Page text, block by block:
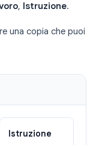
, Istruzione.
una copia che puoi
Istruzione